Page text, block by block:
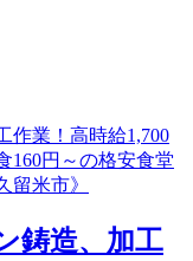
鋳造、加工